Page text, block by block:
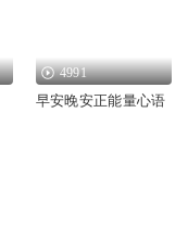
4991
早安晚安正能量心语